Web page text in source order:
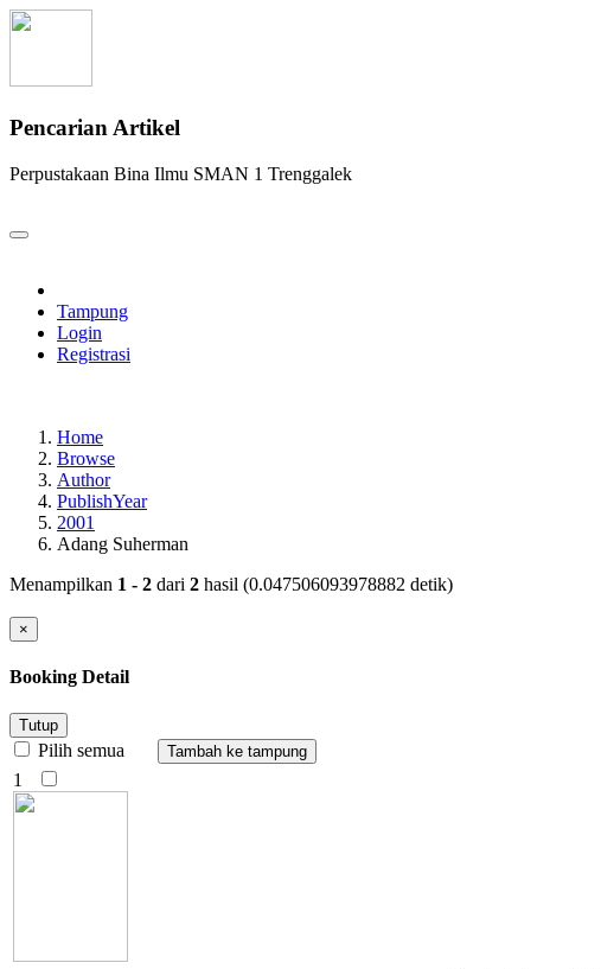
Pencarian Artikel
Perpustakaan Bina Ilmu SMAN 1 Trenggalek
Tampung
Login
Registrasi
Home
Browse
Author
PublishYear
2001
Adang Suherman
Menampilkan 1 - 2 dari 2 hasil (0.047506093978882 detik)
×
Booking Detail
Tutup
Pilih semua
1